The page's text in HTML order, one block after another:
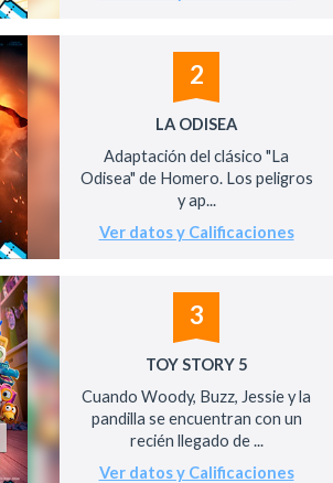
2
LA ODISEA
Adaptación del clásico "La
Odisea" de Homero. Los peligros
y ap...
Ver datos y Calificaciones
3
TOY STORY 5
Cuando Woody, Buzz, Jessie y la
pandilla se encuentran con un
recién llegado de ...
Ver datos y Calificaciones